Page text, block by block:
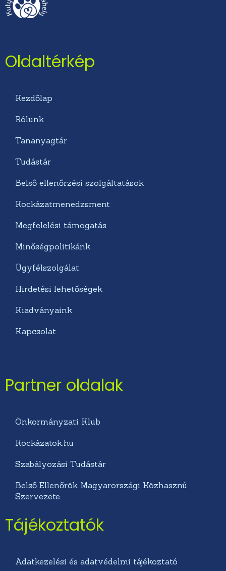
Oldaltérkép
Kezdőlap
Rólunk
Tananyagtár
Tudástár
Belső ellenőrzési szolgáltatások
Kockázatmenedzsment
Megfelelési támogatás
Minőségpolitikánk
Ügyfélszolgálat
Hirdetési lehetőségek
Kiadványaink
Kapcsolat
Partner oldalak
Önkormányzati Klub
Kockázatok.hu
Szabályozási Tudástár
Belső Ellenőrök Magyarországi Közhasznú
Szervezete
Tájékoztatók
Adatkezelési és adatvédelmi tájékoztató